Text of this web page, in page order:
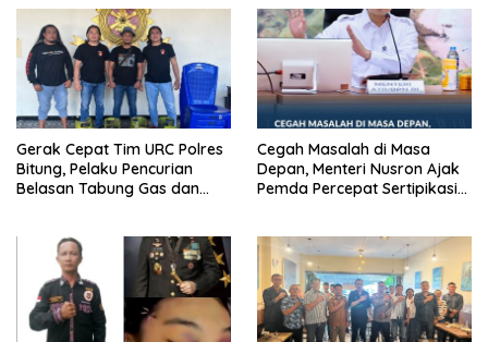
Gerak Cepat Tim URC Polres
Bitung, Pelaku Pencurian
Belasan Tabung Gas dan
Cegah Masalah di Masa
Depan, Menteri Nusron Ajak
Pemda Percepat Sertipikasi